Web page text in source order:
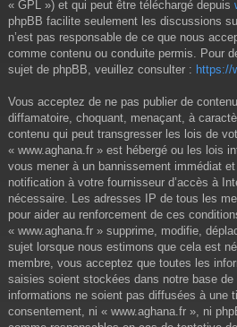
« GPL ») et qui peut être téléchargé depuis
phpBB facilite seulement les discussions
n’est pas responsable de ce que nous
comme contenu ou conduite permis. Pour
sujet de phpBB, veuillez consulter : https://
Vous acceptez de ne pas publier de
diffamatoire, choquant, menaçant, à
contenu qui peut transgresser les lois de
« www.aghana.fr » est hébergé ou les lois
vous mener à un bannissement immédiat
notification à votre fournisseur d’accès à
nécessaire. Les adresses IP de tous les
pour aider au renforcement de ces
« www.aghana.fr » supprime, modifie,
sujet lorsque nous estimons que cela est
membre, vous acceptez que toutes les
saisies soient stockées dans notre base
informations ne soient pas diffusées à une
consentement, ni « www.aghana.fr », ni